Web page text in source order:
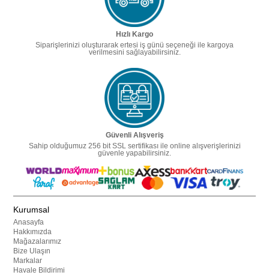
Hızlı Kargo
Siparişlerinizi oluşturarak ertesi iş günü seçeneği ile kargoya
verilmesini sağlayabilirsiniz.
Güvenli Alışveriş
Sahip olduğumuz 256 bit SSL sertifikası ile online alışverişlerinizi
güvenle yapabilirsiniz.
Kurumsal
Anasayfa
Hakkımızda
Mağazalarımız
Bize Ulaşın
Markalar
Havale Bildirimi